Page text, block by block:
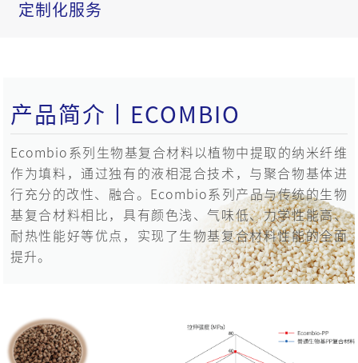
定制化服务
产品简介丨ECOMBIO
Ecombio系列生物基复合材料以植物中提取的纳米纤维
作为填料，通过独有的液相混合技术，与聚合物基体进
行充分的改性、融合。Ecombio系列产品与传统的生物
基复合材料相比，具有颜色浅、气味低、力学性能高、
耐热性能好等优点，实现了生物基复合材料性能的全面
提升。